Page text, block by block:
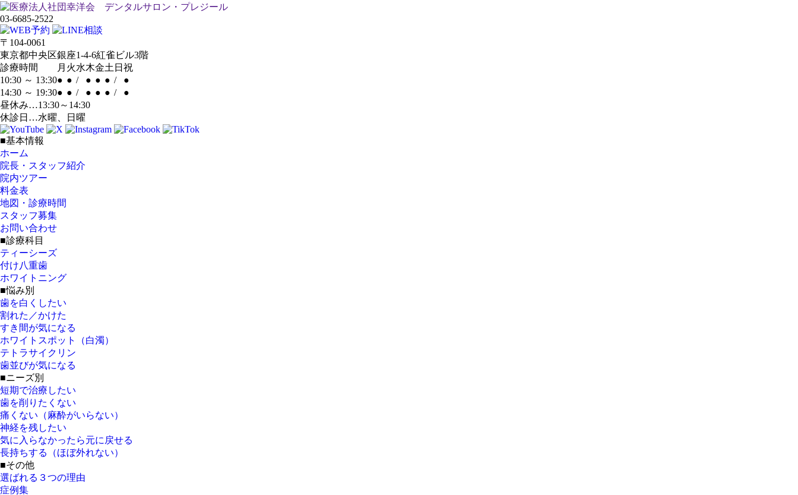
03-6685-2522
〒104-0061
東京都中央区銀座1-4-6紅雀ビル3階
診療時間
月 火水木金土 日 祝
10:30 ～ 13:30● ● / ● ● ● /
●
14:30 ～ 19:30● ● / ● ● ● /
●
昼休み…13:30～14:30
休診日…水曜、日曜
■基本情報
ホーム
院長・スタッフ紹介
院内ツアー
料金表
地図・診療時間
スタッフ募集
お問い合わせ
■診療科目
ティーシーズ
付け八重歯
ホワイトニング
■悩み別
歯を白くしたい
割れた／かけた
すき間が気になる
ホワイトスポット（白濁）
テトラサイクリン
歯並びが気になる
■ニーズ別
短期で治療したい
歯を削りたくない
痛くない（麻酔がいらない）
神経を残したい
気に入らなかったら元に戻せる
長持ちする（ほぼ外れない）
■その他
選ばれる３つの理由
症例集